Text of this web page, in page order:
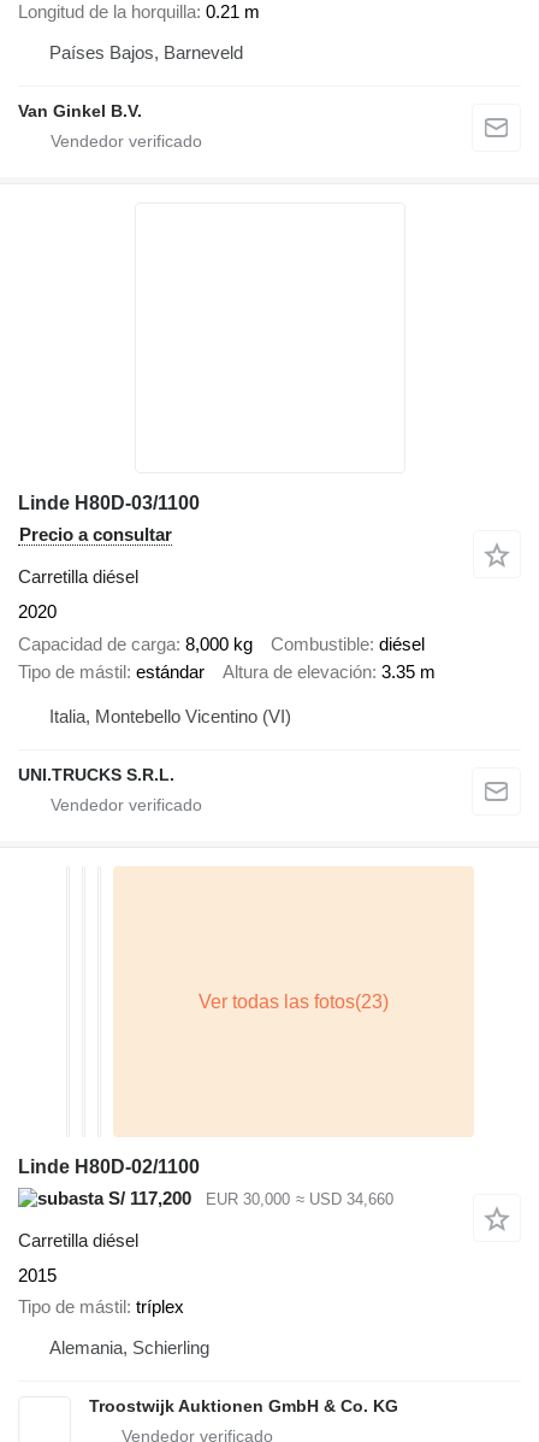
Longitud de la horquilla 0.21 m
Países Bajos, Barneveld
Van Ginkel B.V.
Linde H80D-03/1100
Precio a consultar
Carretilla diésel
2020
Capacidad de carga 8,000 kg Combustible diésel
Tipo de mástil estándar Altura de elevación 3.35 m
Italia, Montebello Vicentino (VI)
UNI.TRUCKS S.R.L.
Linde H80D-02/1100
S/ 117,200
EUR 30,000 ≈ USD 34,660
Carretilla diésel
2015
Tipo de mástil tríplex
Alemania, Schierling
Troostwijk Auktionen GmbH & Co. KG